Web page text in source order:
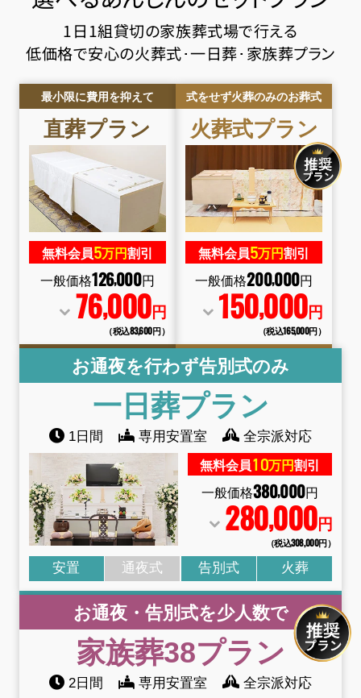
1日1組貸切の家族葬式場で行える
低価格で安心の火葬式･一日葬･家族葬プラン
最小限に費用を抑えて
直葬プラン
無料会員5万円割引
一般価格126,000円
76,000円
（税込83,600円）
式をせず火葬のみのお葬式
火葬式プラン
無料会員5万円割引
一般価格200,000円
150,000円
（税込165,000円）
お通夜を行わず告別式のみ
一日葬プラン
1日間 専用安置室 全宗派対応
無料会員10万円割引
一般価格380,000円
280,000円
（税込308,000円）
安置 通夜式 告別式 火葬
お通夜・告別式を少人数で
家族葬38プラン
2日間 専用安置室 全宗派対応